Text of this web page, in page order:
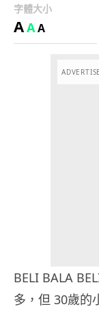
字體大小
AAA
BELI BALA
多，但 30歲的